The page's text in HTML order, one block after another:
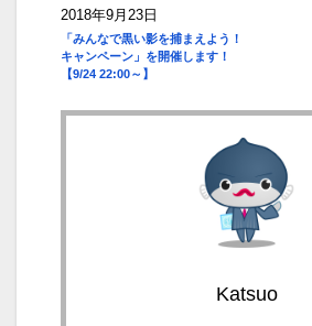
2018年9月23日
「みんなで黒い影を捕まえよう！
キャンペーン」を開催します！
【9/24 22:00～】
Katsuo